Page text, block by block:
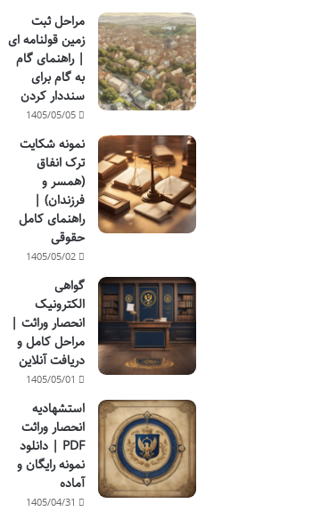
مراحل ثبت
زمین قولنامه ای
| راهنمای گام
به گام برای
سنددار کردن
1405/05/05
نمونه شکایت
ترک انفاق
(همسر و
فرزندان) |
راهنمای کامل
حقوقی
1405/05/02
گواهی
الکترونیک
انحصار وراثت |
مراحل کامل و
دریافت آنلاین
1405/05/01
استشهادیه
انحصار وراثت
PDF | دانلود
نمونه رایگان و
آماده
1405/04/31